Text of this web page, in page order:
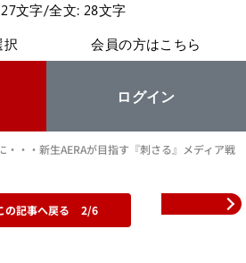
文字/全文: 28文字
択
会員の方はこちら
ログイン
・・新生AERAが目指す『刺さる』メディア戦
の記事へ戻る 2/6